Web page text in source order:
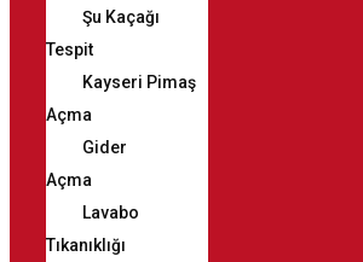
Şu Kaçağı
Tespit
Kayseri Pimaş
Açma
Gider
Açma
Lavabo
Tıkanıklığı